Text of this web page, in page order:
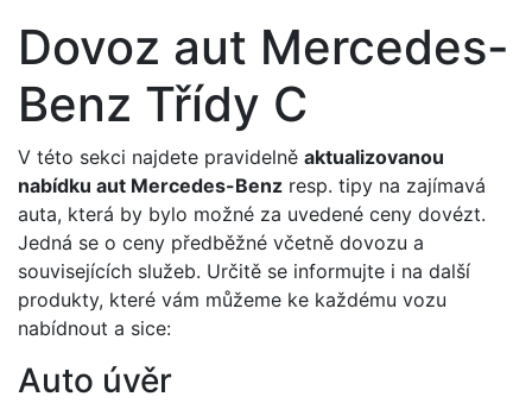
Dovoz aut Mercedes-
Benz Třídy C
V této sekci najdete pravidelně aktualizovanou
nabídku aut Mercedes-Benz resp. tipy na zajímavá
auta, která by bylo možné za uvedené ceny dovézt.
Jedná se o ceny předběžné včetně dovozu a
souvisejících služeb. Určitě se informujte i na další
produkty, které vám můžeme ke každému vozu
nabídnout a sice:
Auto úvěr